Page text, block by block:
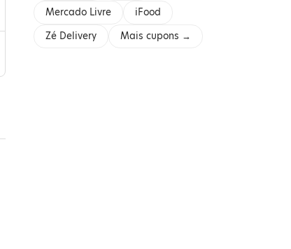
Mercado Livre
iFood
Zé Delivery
Mais cupons →